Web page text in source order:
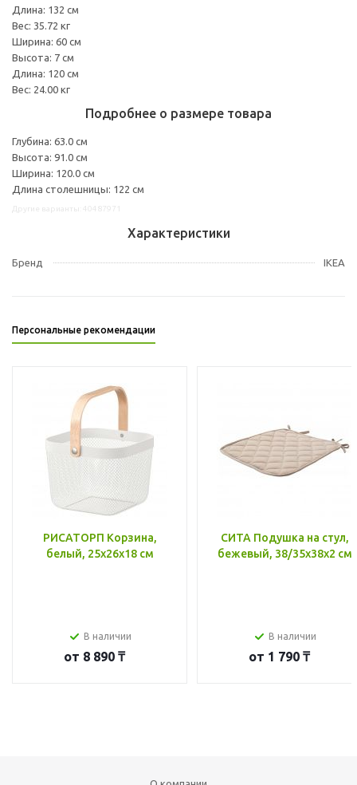
Длина: 132 см
Вес: 35.72 кг
Ширина: 60 см
Высота: 7 см
Длина: 120 см
Вес: 24.00 кг
Подробнее о размере товара
Глубина: 63.0 см
Высота: 91.0 см
Ширина: 120.0 см
Длина столешницы: 122 см
Характеристики
Бренд IKEA
Персональные рекомендации
РИСАТОРП Корзина,
белый, 25x26x18 см
В наличии
от 8 890 ₸
СИТА Подушка на стул,
бежевый, 38/35x38x2 см
В наличии
от 1 790 ₸